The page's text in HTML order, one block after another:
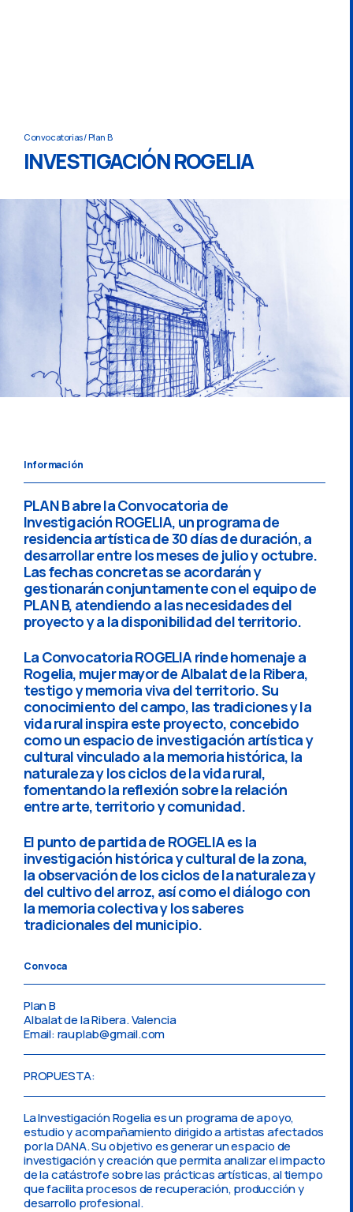
Convocatorias/Plan B
INVESTIGACIÓN ROGELIA
Información
PLAN B abre la Convocatoria de
Investigación ROGELIA, un programa de
residencia artística de 30 días de duración, a
desarrollar entre los meses de julio y octubre.
Las fechas concretas se acordarán y
gestionarán conjuntamente con el equipo de
PLAN B, atendiendo a las necesidades del
proyecto y a la disponibilidad del territorio.
La Convocatoria ROGELIA rinde homenaje a
Rogelia, mujer mayor de Albalat de la Ribera,
testigo y memoria viva del territorio. Su
conocimiento del campo, las tradiciones y la
vida rural inspira este proyecto, concebido
como un espacio de investigación artística y
cultural vinculado a la memoria histórica, la
naturaleza y los ciclos de la vida rural,
fomentando la reflexión sobre la relación
entre arte, territorio y comunidad.
El punto de partida de ROGELIA es la
investigación histórica y cultural de la zona,
la observación de los ciclos de la naturaleza y
del cultivo del arroz, así como el diálogo con
la memoria colectiva y los saberes
tradicionales del municipio.
Convoca
Plan B
Albalat de la Ribera. Valencia
Email: rauplab@gmail.com
PROPUESTA:
La Investigación Rogelia es un programa de apoyo,
estudio y acompañamiento dirigido a artistas afectados
por la DANA. Su objetivo es generar un espacio de
investigación y creación que permita analizar el impacto
de la catástrofe sobre las prácticas artísticas, al tiempo
que facilita procesos de recuperación, producción y
desarrollo profesional.